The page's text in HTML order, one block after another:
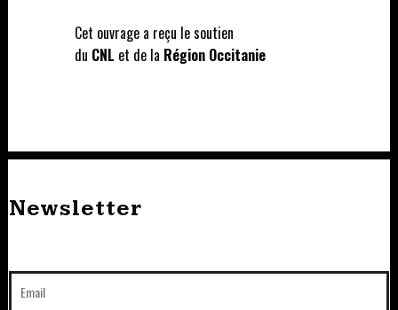
Cet ouvrage a reçu le soutien
du CNL et de la Région Occitanie
Newsletter